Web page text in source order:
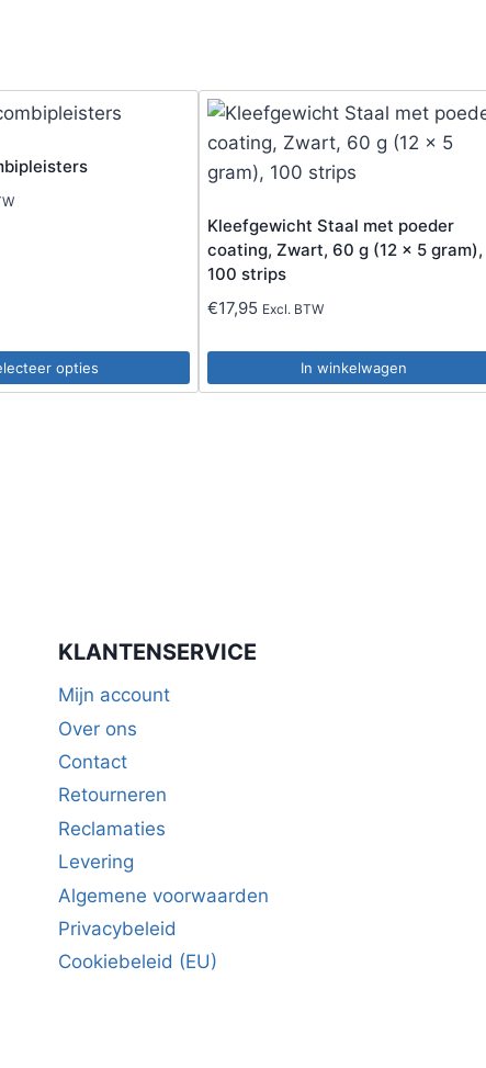
opties
Kleefgewicht Staal met poeder
coating, Zwart, 60 g (12 x 5 gram),
100 strips
€17,95 Excl. BTW
In winkelwagen
KLANTENSERVICE
Mijn account
Over ons
Contact
Retourneren
Reclamaties
Levering
Algemene voorwaarden
Privacybeleid
Cookiebeleid (EU)